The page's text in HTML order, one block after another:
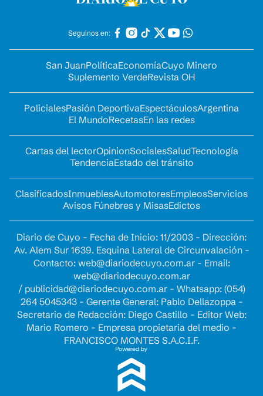
Seguinos en:
San JuanPolíticaEconomíaCuyo Minero
Suplemento VerdeRevista OH
PolicialesPasión DeportivaEspectáculosArgentina
El MundoRecetasEn las redes
Cartas del lectorOpinionSocialesSaludTecnología
TendenciaEstado del tránsito
ClasificadosInmueblesAutomotoresEmpleosServicios
Avisos Fúnebres y MisasEdictos
Diario de Cuyo - Fecha de Inicio: 11/2003 - Dirección:
Av. Alem Sur 1639. Esquina Lateral de Circunvalación -
Contacto: web@diariodecuyo.com.ar- Email:
web@diariodecuyo.com.ar
/ publicidad@diariodecuyo.com.ar- Whatsapp: (054)
264 5045343 - Gerente General: Pablo Dellazoppa -
Secretario de Redacción: Diego Castillo - Editor Web:
Mario Romero - Empresa propietaria del medio -
FRANCISCO MONTES S.A.C.I.F.